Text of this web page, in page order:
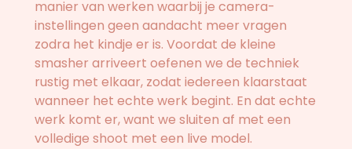
manier van werken waarbij je camera-
instellingen geen aandacht meer vragen
zodra het kindje er is. Voordat de kleine
smasher arriveert oefenen we de techniek
rustig met elkaar, zodat iedereen klaarstaat
wanneer het echte werk begint. En dat echte
werk komt er, want we sluiten af met een
volledige shoot met een live model.